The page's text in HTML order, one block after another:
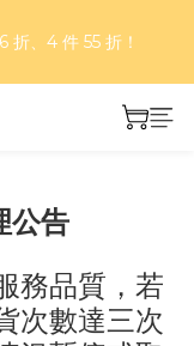
折、4 件 55 折！
8 折，滿三件享75
公告
務品質，若
次數達三次